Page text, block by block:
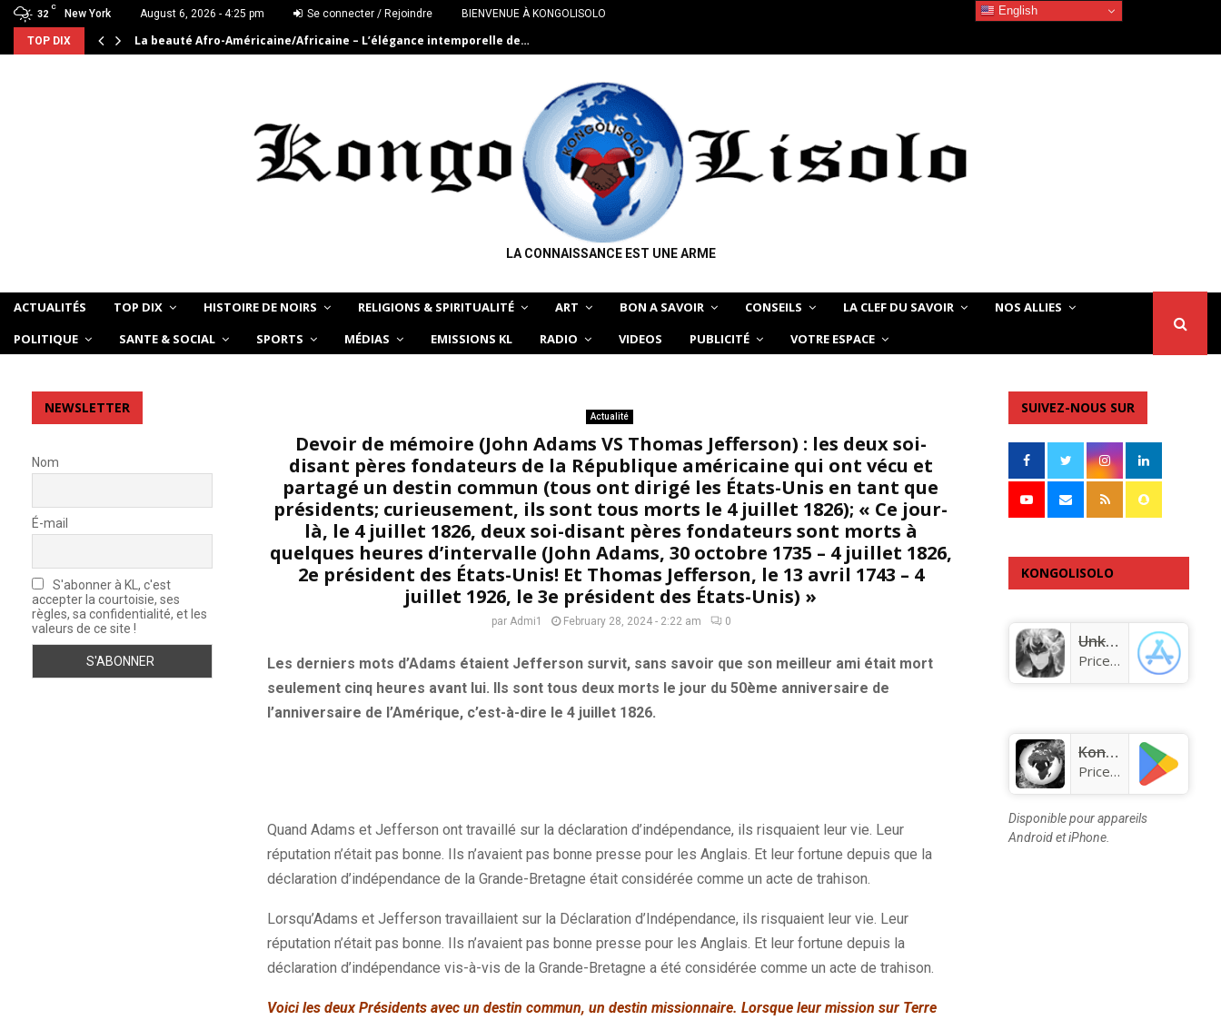
32
C
New York August 6, 2026 - 4:25 pm Se connecter / Rejoindre BIENVENUE À KONGOLISOLO
TOP DIX La beauté Afro-Américaine/Africaine – L’élégance intemporelle de…
LA CONNAISSANCE EST UNE ARME
ACTUALITÉS TOP DIX HISTOIRE DE NOIRS RELIGIONS & SPIRITUALITÉ ART BON A SAVOIR CONSEILS LA CLEF DU SAVOIR
NOS ALLIES
POLITIQUE
SANTE & SOCIAL SPORTS MÉDIAS EMISSIONS KL RADIO VIDEOS PUBLICITÉ VOTRE ESPACE
Actualité
Devoir de mémoire (John Adams VS Thomas Jefferson) : les deux soi-
disant pères fondateurs de la République américaine qui ont vécu et
partagé un destin commun (tous ont dirigé les États-Unis en tant que
présidents; curieusement, ils sont tous morts le 4 juillet 1826); « Ce jour-
là, le 4 juillet 1826, deux soi-disant pères fondateurs sont morts à
quelques heures d’intervalle (John Adams, 30 octobre 1735 – 4 juillet 1826,
2e président des États-Unis! Et Thomas Jefferson, le 13 avril 1743 – 4
juillet 1926, le 3e président des États-Unis) »
par Admi1 February 28, 2024 - 2:22 am 0
Les derniers mots d’Adams étaient Jefferson survit, sans savoir que son meilleur ami était mort
seulement cinq heures avant lui. Ils sont tous deux morts le jour du 50ème anniversaire de
l’anniversaire de l’Amérique, c’est-à-dire le 4 juillet 1826.
Quand Adams et Jefferson ont travaillé sur la déclaration d’indépendance, ils risquaient leur vie. Leur
réputation n’était pas bonne. Ils n’avaient pas bonne presse pour les Anglais. Et leur fortune depuis que la
déclaration d’indépendance de la Grande-Bretagne était considérée comme un acte de trahison.
Lorsqu’Adams et Jefferson travaillaient sur la Déclaration d’Indépendance, ils risquaient leur vie. Leur
réputation n’était pas bonne. Ils n’avaient pas bonne presse pour les Anglais. Et leur fortune depuis la
déclaration d’indépendance vis-à-vis de la Grande-Bretagne a été considérée comme un acte de trahison.
Voici les deux Présidents avec un destin commun, un destin missionnaire. Lorsque leur mission sur Terre
NEWSLETTER
Nom
É-mail
S'abonner à KL, c'est
accepter la courtoisie, ses
règles, sa confidentialité, et les
valeurs de ce site !
SUIVEZ-NOUS SUR
KONGOLISOLO
Unknown app
Price:Free
KongoLisolo
Price:Free
Disponible pour appareils
Android et iPhone.
English